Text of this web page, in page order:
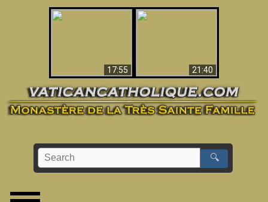
17:55
21:40
🔍